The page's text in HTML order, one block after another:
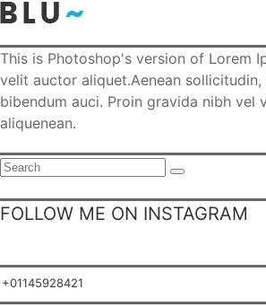
This is Photoshop's version of Lorem
velit auctor aliquet.Aenean sollicitudin,
bibendum auci. Proin gravida nibh vel
aliquenean.
Search
FOLLOW ME ON INSTAGRAM
+01145928421